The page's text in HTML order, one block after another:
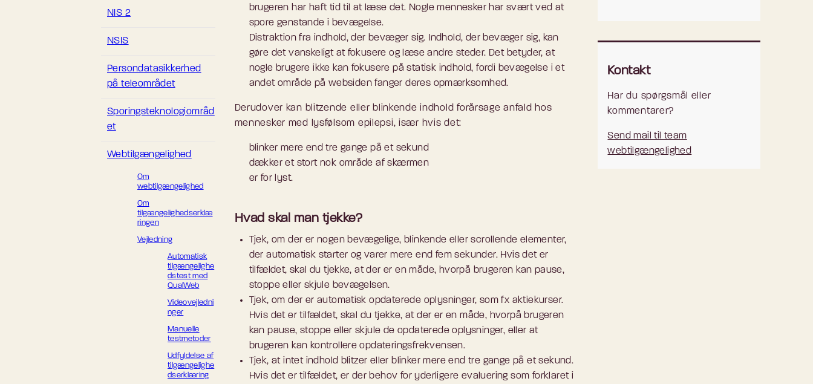
NIS 2
NSIS
Persondatasikkerhed
på teleområdet
Sporingsteknologiområd
et
Webtilgængelighed
Om
webtilgængelighed
Om
tilgængelighedserklæ
ringen
Vejledning
Automatisk
tilgængelighe
dstest med
QualWeb
Videovejledni
nger
Manuelle
testmetoder
Udfyldelse af
tilgængelighe
dserklæring
brugeren har haft tid til at læse det. Nogle mennesker har svært ved at
spore genstande i bevægelse.
Distraktion fra indhold, der bevæger sig. Indhold, der bevæger sig, kan
gøre det vanskeligt at fokusere og læse andre steder. Det betyder, at
nogle brugere ikke kan fokusere på statisk indhold, fordi bevægelse i et
andet område på websiden fanger deres opmærksomhed.
Derudover kan blitzende eller blinkende indhold forårsage anfald hos
mennesker med lysfølsom epilepsi, især hvis det:
blinker mere end tre gange på et sekund
dækker et stort nok område af skærmen
er for lyst.
Hvad skal man tjekke?
Tjek, om der er nogen bevægelige, blinkende eller scrollende elementer,
der automatisk starter og varer mere end fem sekunder. Hvis det er
tilfældet, skal du tjekke, at der er en måde, hvorpå brugeren kan pause,
stoppe eller skjule bevægelsen.
Tjek, om der er automatisk opdaterede oplysninger, som fx aktiekurser.
Hvis det er tilfældet, skal du tjekke, at der er en måde, hvorpå brugeren
kan pause, stoppe eller skjule de opdaterede oplysninger, eller at
brugeren kan kontrollere opdateringsfrekvensen.
Tjek, at intet indhold blitzer eller blinker mere end tre gange på et sekund.
Hvis det er tilfældet, er der behov for yderligere evaluering som forklaret i
Kontakt
Har du spørgsmål eller
kommentarer?
Send mail til team
webtilgængelighed